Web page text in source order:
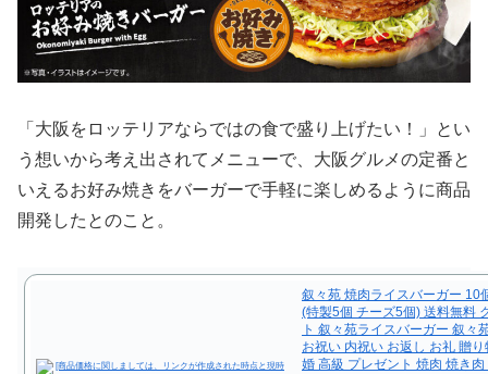
「大阪をロッテリアならではの食で盛り上げたい！」とい
う想いから考え出されてメニューで、大阪グルメの定番と
いえるお好み焼きをバーガーで手軽に楽しめるように商品
開発したとのこと。
叙々苑 焼肉ライスバーガー 10
(特製5個 チーズ5個) 送料無料
ト 叙々苑ライスバーガー 叙々
お祝い 内祝い お返し お礼 贈
婚 高級 プレゼント 焼肉 焼き